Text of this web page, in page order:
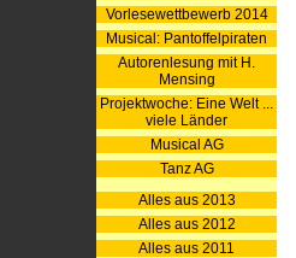
Vorlesewettbewerb 2014
Musical: Pantoffelpiraten
Autorenlesung mit H.
Mensing
Projektwoche: Eine Welt ...
viele Länder
Musical AG
Tanz AG
Alles aus 2013
Alles aus 2012
Alles aus 2011